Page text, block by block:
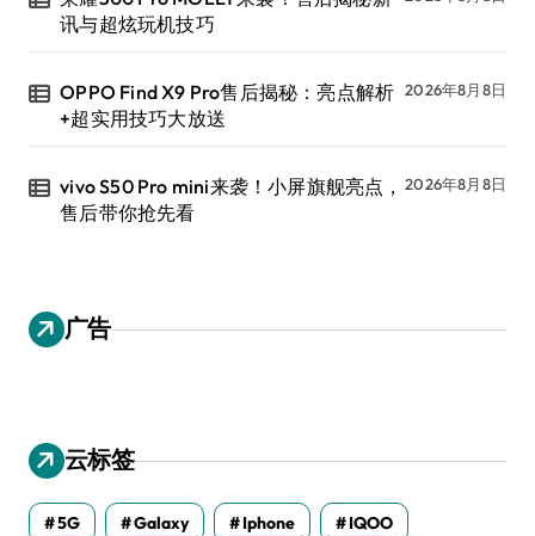
讯与超炫玩机技巧
OPPO Find X9 Pro售后揭秘：亮点解析
+超实用技巧大放送
2026年8月8日
vivo S50 Pro mini来袭！小屏旗舰亮点，
售后带你抢先看
2026年8月8日
广告
云标签
5G Galaxy Iphone IQOO